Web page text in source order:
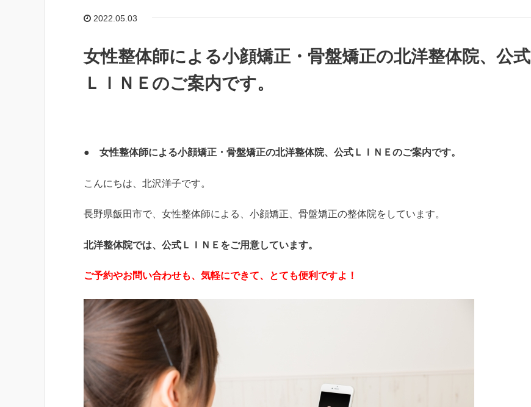
2022.05.03
女性整体師による小顔矯正・骨盤矯正の北洋整体院、公式
ＬＩＮＥのご案内です。
● 女性整体師による小顔矯正・骨盤矯正の北洋整体院、公式ＬＩＮＥのご案内です。
こんにちは、北沢洋子です。
長野県飯田市で、女性整体師による、小顔矯正、骨盤矯正の整体院をしています。
北洋整体院では、公式ＬＩＮＥをご用意しています。
ご予約やお問い合わせも、気軽にできて、とても便利ですよ！